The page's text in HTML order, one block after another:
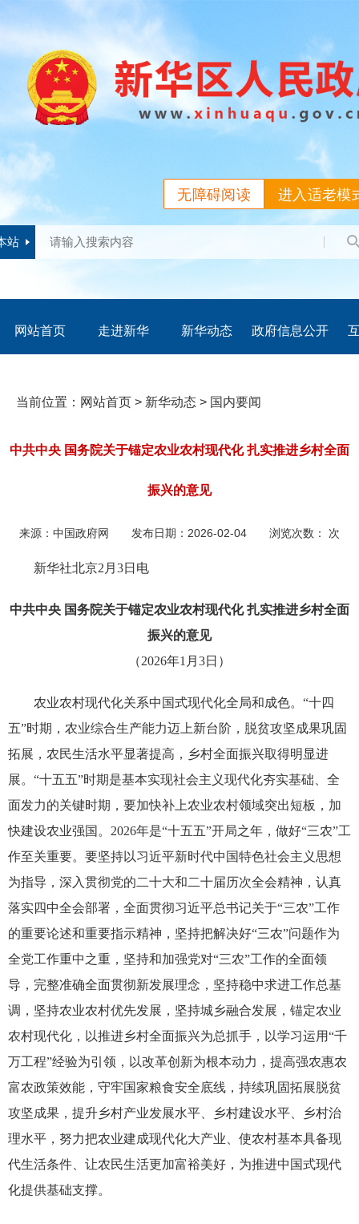
进入适老模
无障碍阅读
站
网站首页 走进新华 新华动态 政府信息公开
当前位置： 网站首页 > 新华动态 > 国内要闻
中共中央 国务院关于锚定农业农村现代化 扎实推进乡村全面
振兴的意见
来源： 中国政府网 发布日期： 2026-02-04 浏览次数： 次
新华社北京2月3日电
中共中央 国务院关于锚定农业农村现代化 扎实推进乡村全面
振兴的意见
（2026年1月3日）
农业农村现代化关系中国式现代化全局和成色。“十四
五”时期，农业综合生产能力迈上新台阶，脱贫攻坚成果巩固
拓展，农民生活水平显著提高，乡村全面振兴取得明显进
展。“十五五”时期是基本实现社会主义现代化夯实基础、全
面发力的关键时期，要加快补上农业农村领域突出短板，加
快建设农业强国。2026年是“十五五”开局之年，做好“三农”工
作至关重要。要坚持以习近平新时代中国特色社会主义思想
为指导，深入贯彻党的二十大和二十届历次全会精神，认真
落实四中全会部署，全面贯彻习近平总书记关于“三农”工作
的重要论述和重要指示精神，坚持把解决好“三农”问题作为
全党工作重中之重，坚持和加强党对“三农”工作的全面领
导，完整准确全面贯彻新发展理念，坚持稳中求进工作总基
调，坚持农业农村优先发展，坚持城乡融合发展，锚定农业
农村现代化，以推进乡村全面振兴为总抓手，以学习运用“千
万工程”经验为引领，以改革创新为根本动力，提高强农惠农
富农政策效能，守牢国家粮食安全底线，持续巩固拓展脱贫
攻坚成果，提升乡村产业发展水平、乡村建设水平、乡村治
理水平，努力把农业建成现代化大产业、使农村基本具备现
代生活条件、让农民生活更加富裕美好，为推进中国式现代
化提供基础支撑。